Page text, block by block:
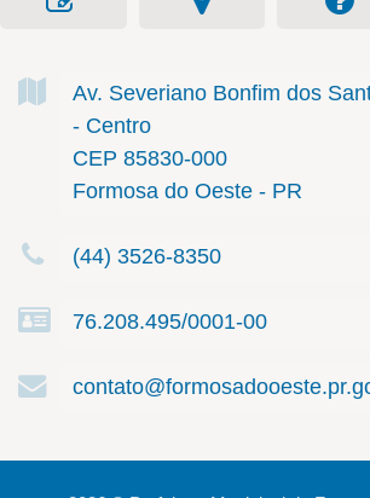
Av. Severiano Bonfim dos
- Centro
CEP 85830-000
Formosa do Oeste - PR
(44) 3526-8350
76.208.495/0001-00